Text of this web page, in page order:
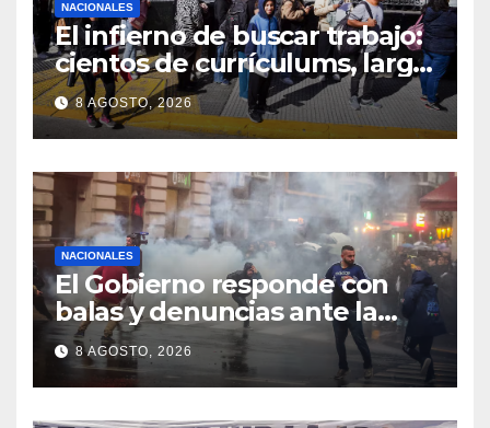
NACIONALES
El infierno de buscar trabajo:
cientos de currículums, larga
espera y menos puestos
registrados
8 AGOSTO, 2026
NACIONALES
El Gobierno responde con
balas y denuncias ante la
protesta
8 AGOSTO, 2026